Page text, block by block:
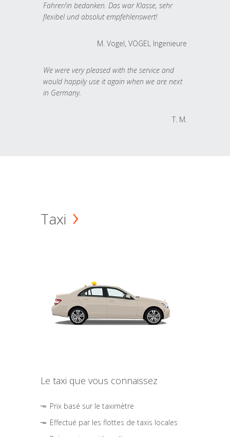
Fahrer/in bedanken. Das war Klasse, sehr
flexibel und absolut empfehlenswert!
M. Vogel, VOGEL Ingenieure
We were very pleased with the service and
would happily use it again when we are next
in Germany.
T. M.
Taxi
Le taxi que vous connaissez
Prix basé sur le taximètre
Effectué par les flottes de taxis locales